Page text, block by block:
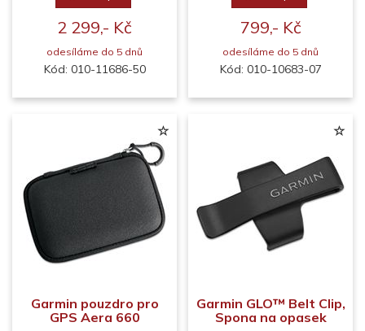
2 299,- Kč
odesíláme do 5 dnů
Kód: 010-11686-50
799,- Kč
odesíláme do 5 dnů
Kód: 010-10683-07
Garmin pouzdro pro
GPS Aera 660
Garmin GLO™ Belt Clip,
Spona na opasek